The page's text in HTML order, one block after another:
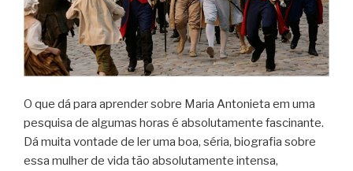
O que dá para aprender sobre Maria Antonieta em uma
pesquisa de algumas horas é absolutamente fascinante.
Dá muita vontade de ler uma boa, séria, biografia sobre
essa mulher de vida tão absolutamente intensa,